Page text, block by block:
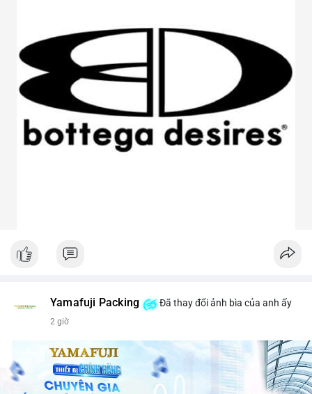
Yamafuji Packing Đã thay đổi ảnh bìa của anh ấy
2 giờ